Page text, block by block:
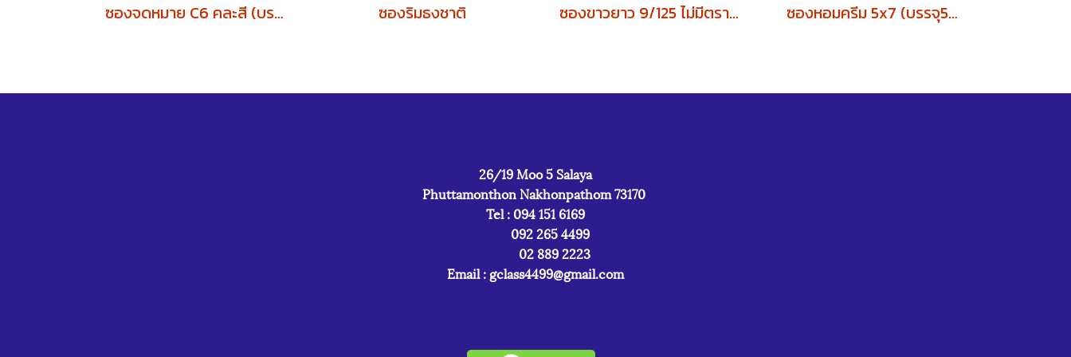
ซองจดหมาย C6 คละสี (บรรจุ500ซอง) ซองริมธงชาติ ซองขาวยาว 9/125 ไม่มีตราครุฑ (บรรจุ500ซอง) ซองหอมครีม 5x7 (บรรจุ500ซอง)
26/19 Moo 5 Salaya
Phuttamonthon Nakhonpathom 73170
Tel : 094 151 6169
092 265 4499
02 889 2223
Email : gclass4499@gmail.com